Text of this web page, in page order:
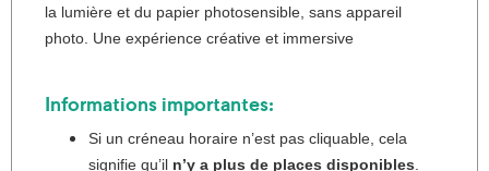
la lumière et du papier photosensible, sans appareil
photo. Une expérience créative et immersive
Informations importantes:
Si un créneau horaire n’est pas cliquable, cela
signifie qu’il n’y a plus de places disponibles